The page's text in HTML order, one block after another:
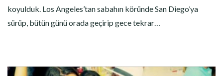
koyulduk. Los Angeles’tan sabahın köründe San Diego’ya
sürüp, bütün günü orada geçirip gece tekrar…